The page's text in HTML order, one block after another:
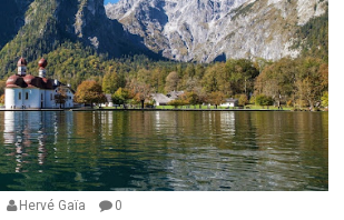
Hervé Gaïa 0